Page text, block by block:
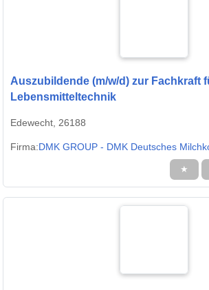
Auszubildende (m/w/d) zur Fachkraft
Lebensmitteltechnik
Edewecht, 26188
Firma:DMK GROUP - DMK Deutsches
★